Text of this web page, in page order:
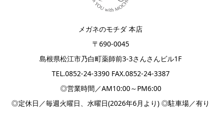
メガネのモチダ 本店
〒690-0045
島根県松江市乃白町薬師前3-3さんさんビル1F
TEL.0852-24-3390FAX.0852-24-3387
◎営業時間／AM10:00～PM6:00
◎定休日／毎週火曜日、水曜日(2026年6月より) ◎駐車場／有り